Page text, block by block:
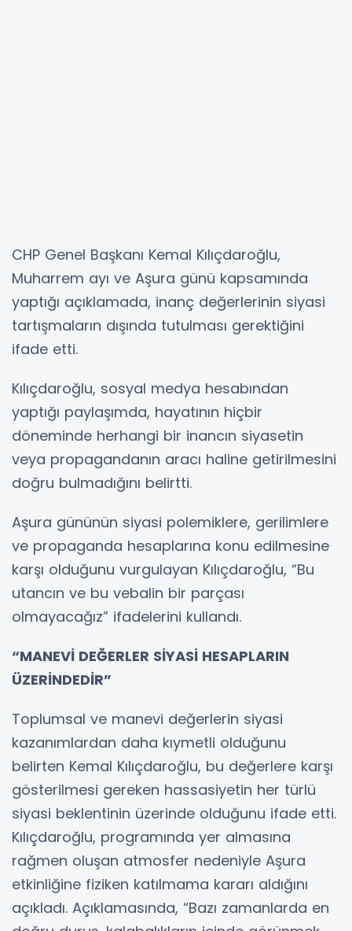
CHP Genel Başkanı Kemal Kılıçdaroğlu,
Muharrem ayı ve Aşura günü kapsamında
yaptığı açıklamada, inanç değerlerinin siyasi
tartışmaların dışında tutulması gerektiğini
ifade etti.
Kılıçdaroğlu, sosyal medya hesabından
yaptığı paylaşımda, hayatının hiçbir
döneminde herhangi bir inancın siyasetin
veya propagandanın aracı haline getirilmesini
doğru bulmadığını belirtti.
Aşura gününün siyasi polemiklere, gerilimlere
ve propaganda hesaplarına konu edilmesine
karşı olduğunu vurgulayan Kılıçdaroğlu, “Bu
utancın ve bu vebalin bir parçası
olmayacağız” ifadelerini kullandı.
“MANEVİ DEĞERLER SİYASİ HESAPLARIN
ÜZERİNDEDİR”
Toplumsal ve manevi değerlerin siyasi
kazanımlardan daha kıymetli olduğunu
belirten Kemal Kılıçdaroğlu, bu değerlere karşı
gösterilmesi gereken hassasiyetin her türlü
siyasi beklentinin üzerinde olduğunu ifade etti.
Kılıçdaroğlu, programında yer almasına
rağmen oluşan atmosfer nedeniyle Aşura
etkinliğine fiziken katılmama kararı aldığını
açıkladı. Açıklamasında, “Bazı zamanlarda en